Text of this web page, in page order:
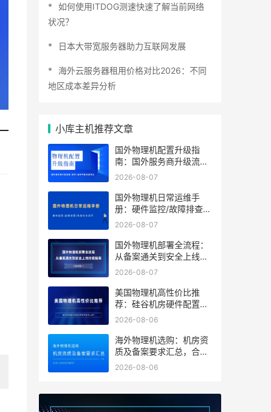
如何使用ITDOG测速快速了解当前网络
状况？
日本大带宽服务器助力互联网发展
海外云服务器租用价格对比2026：不同
地区成本差异分析
小库主机推荐文章
国外物理机配置升级指
南：国外服务商升级流程/
成本/业务中断风险对比
2026-08-07
国外物理机日常运维手
册：硬件监控/故障排查/
性能优化技巧
2026-08-07
国外物理机部署全流程：
从备案通关到安全上线终
极指南
2026-08-07
美国物理机高性价比推
荐：硅谷机房硬件配置及
带宽方案怎么选？
2026-08-06
海外物理机选购：机房资
质及备案要求汇总，合规
与性能如何兼得？
2026-08-06